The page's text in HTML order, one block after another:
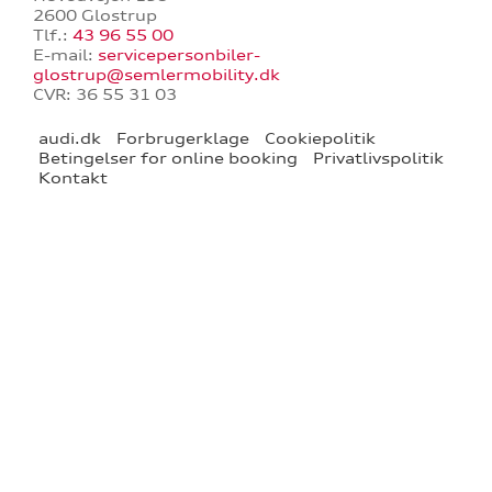
2600 Glostrup
Tlf.: 43 96 55 00
E-mail: servicepersonbiler-
glostrup@semlermobility.dk
CVR: 36 55 31 03
audi.dk Forbrugerklage
Cookiepolitik
Betingelser for online booking
Privatlivspolitik
Kontakt